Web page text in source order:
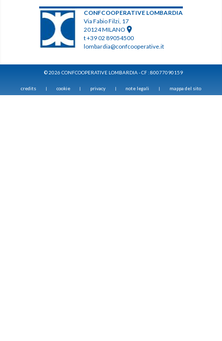
CONFCOOPERATIVE LOMBARDIA
Via Fabio Filzi, 17
20124 MILANO
t +39 02 89054500
lombardia@confcooperative.it
© 2026 CONFCOOPERATIVE LOMBARDIA - CF : 80077090159
credits | cookie | privacy | note legali | mappa del sito